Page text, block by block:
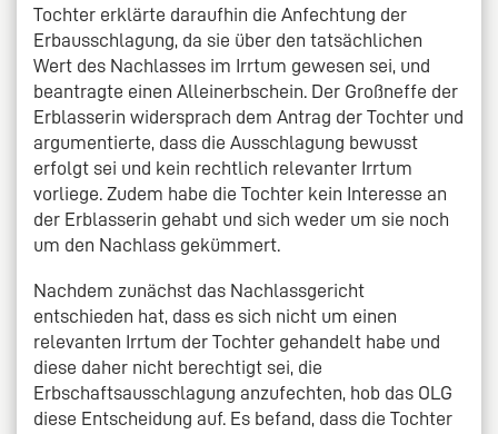
Tochter erklärte daraufhin die Anfechtung der
Erbausschlagung, da sie über den tatsächlichen
Wert des Nachlasses im Irrtum gewesen sei, und
beantragte einen Alleinerbschein. Der Großneffe der
Erblasserin widersprach dem Antrag der Tochter und
argumentierte, dass die Ausschlagung bewusst
erfolgt sei und kein rechtlich relevanter Irrtum
vorliege. Zudem habe die Tochter kein Interesse an
der Erblasserin gehabt und sich weder um sie noch
um den Nachlass gekümmert.
Nachdem zunächst das Nachlassgericht
entschieden hat, dass es sich nicht um einen
relevanten Irrtum der Tochter gehandelt habe und
diese daher nicht berechtigt sei, die
Erbschaftsausschlagung anzufechten, hob das OLG
diese Entscheidung auf. Es befand, dass die Tochter